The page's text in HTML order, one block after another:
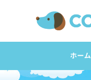
ホーム